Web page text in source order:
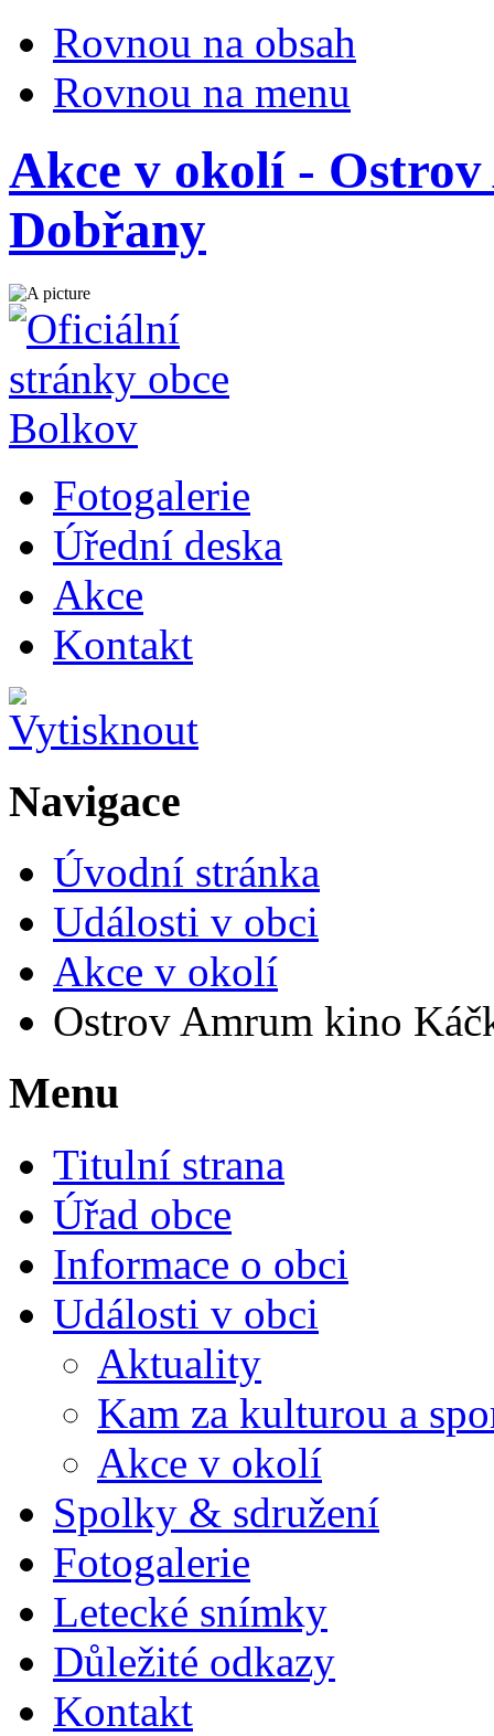
Rovnou na obsah
Rovnou na menu
Akce v okolí -
Dobřany
Fotogalerie
Úřední deska
Akce
Kontakt
Navigace
Úvodní stránka
Události v obci
Akce v okolí
Ostrov Amrum kino
Menu
Titulní strana
Úřad obce
Informace o obci
Události v obci
Aktuality
Kam za kulturou a
Akce v okolí
Spolky & sdružení
Fotogalerie
Letecké snímky
Důležité odkazy
Kontakt